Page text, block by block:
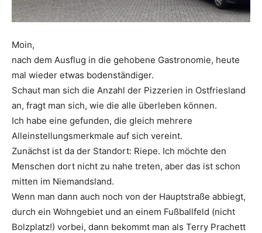
Moin,
nach dem Ausflug in die gehobene Gastronomie, heute
mal wieder etwas bodenständiger.
Schaut man sich die Anzahl der Pizzerien in Ostfriesland
an, fragt man sich, wie die alle überleben können.
Ich habe eine gefunden, die gleich mehrere
Alleinstellungsmerkmale auf sich vereint.
Zunächst ist da der Standort: Riepe. Ich möchte den
Menschen dort nicht zu nahe treten, aber das ist schon
mitten im Niemandsland.
Wenn man dann auch noch von der Hauptstraße abbiegt,
durch ein Wohngebiet und an einem Fußballfeld (nicht
Bolzplatz!) vorbei, dann bekommt man als Terry Prachett